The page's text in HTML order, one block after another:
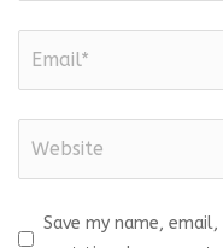
Save my name,